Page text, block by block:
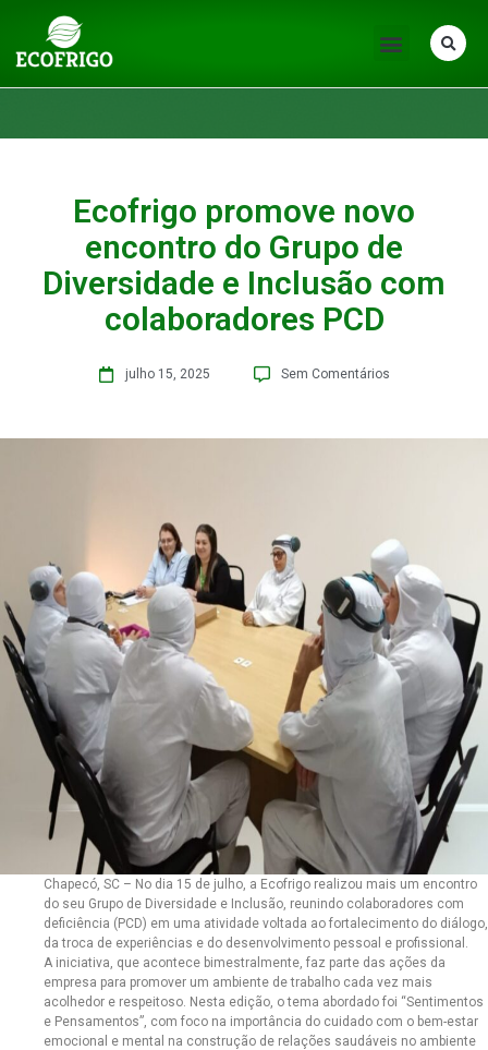
Ecofrigo promove novo
encontro do Grupo de
Diversidade e Inclusão com
colaboradores PCD
julho 15, 2025 Sem Comentários
Chapecó, SC – No dia 15 de julho, a Ecofrigo realizou mais um encontro
do seu Grupo de Diversidade e Inclusão, reunindo colaboradores com
deficiência (PCD) em uma atividade voltada ao fortalecimento do diálogo,
da troca de experiências e do desenvolvimento pessoal e profissional.
A iniciativa, que acontece bimestralmente, faz parte das ações da
empresa para promover um ambiente de trabalho cada vez mais
acolhedor e respeitoso. Nesta edição, o tema abordado foi “Sentimentos
e Pensamentos”, com foco na importância do cuidado com o bem-estar
emocional e mental na construção de relações saudáveis no ambiente